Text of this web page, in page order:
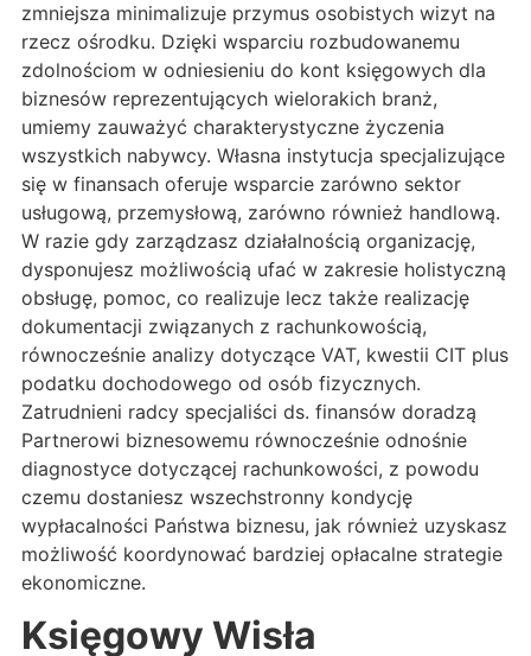
zmniejsza minimalizuje przymus osobistych wizyt na
rzecz ośrodku. Dzięki wsparciu rozbudowanemu
zdolnościom w odniesieniu do kont księgowych dla
biznesów reprezentujących wielorakich branż,
umiemy zauważyć charakterystyczne życzenia
wszystkich nabywcy. Własna instytucja specjalizujące
się w finansach oferuje wsparcie zarówno sektor
usługową, przemysłową, zarówno również handlową.
W razie gdy zarządzasz działalnością organizację,
dysponujesz możliwością ufać w zakresie holistyczną
obsługę, pomoc, co realizuje lecz także realizację
dokumentacji związanych z rachunkowością,
równocześnie analizy dotyczące VAT, kwestii CIT plus
podatku dochodowego od osób fizycznych.
Zatrudnieni radcy specjaliści ds. finansów doradzą
Partnerowi biznesowemu równocześnie odnośnie
diagnostyce dotyczącej rachunkowości, z powodu
czemu dostaniesz wszechstronny kondycję
wypłacalności Państwa biznesu, jak również uzyskasz
możliwość koordynować bardziej opłacalne strategie
ekonomiczne.
Księgowy Wisła